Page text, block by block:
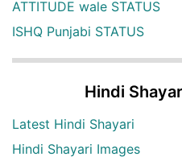
ATTITUDE wale STATUS
ISHQ Punjabi STATUS
Hindi
Latest Hindi Shayari
Hindi Shayari Images